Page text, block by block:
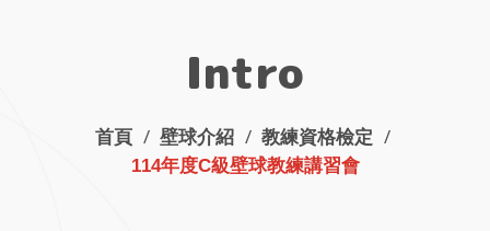
Intro
首頁 壁球介紹 教練資格檢定
114年度C級壁球教練講習會